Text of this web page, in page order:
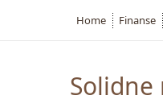
Solidne
Home Finanse